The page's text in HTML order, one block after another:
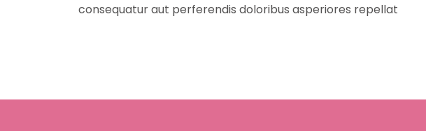
consequatur aut perferendis doloribus asperiores repellat